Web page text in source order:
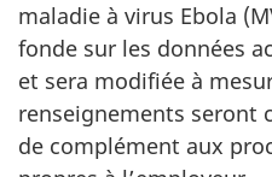
maladie à virus Ebola
fonde sur les données
et sera modifiée à
renseignements seront
de complément aux